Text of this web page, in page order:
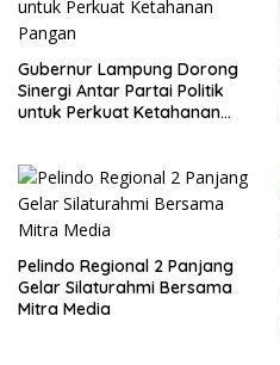
Gubernur Lampung Dorong
Sinergi Antar Partai Politik
untuk Perkuat Ketahanan
Pelindo Regional 2 Panjang
Gelar Silaturahmi Bersama
Mitra Media